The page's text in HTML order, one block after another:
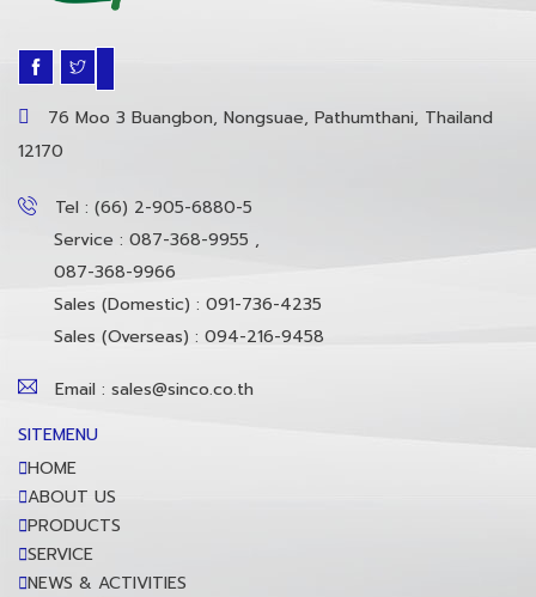
76 Moo 3 Buangbon, Nongsuae, Pathumthani, Thailand
12170
Tel : (66) 2-905-6880-5
Service : 087-368-9955 ,
087-368-9966
Sales (Domestic) : 091-736-4235
Sales (Overseas) : 094-216-9458
Email : sales@sinco.co.th
SITEMENU
HOME
ABOUT US
PRODUCTS
SERVICE
NEWS & ACTIVITIES